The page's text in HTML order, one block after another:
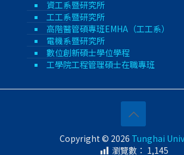
資工系暨研究所
工工系暨研究所
高階醫管碩專班EMHA（工工系）
電機系暨研究所
數位創新碩士學位學程
工學院工程管理碩士在職專班
Copyright © 2026 Tunghai
瀏覽數： 1,145